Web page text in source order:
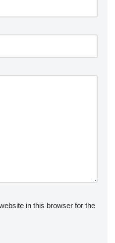
in this browser for the